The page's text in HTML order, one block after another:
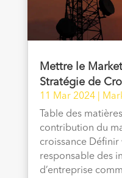
Mettre le
Stratégie de
11 Mar 2024|
Table des
contribution du
croissance
responsable des
d’entreprise